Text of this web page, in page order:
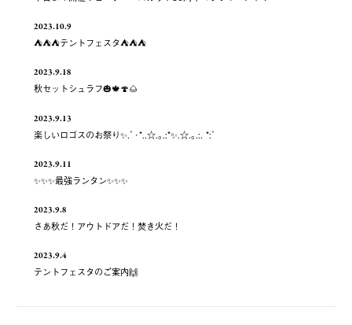
2023.10.9
⛺️⛺️⛺️テントフェスタ⛺️⛺️⛺️
2023.9.18
秋セットシュラフ🎃🍁🍄🌰
2023.9.13
楽しいロゴスのお祭り✨.ﾟ･*..☆.｡.:*✨.☆.｡.:. *:ﾟ
2023.9.11
✨✨✨最強ランタン✨✨✨
2023.9.8
さあ秋だ！アウトドアだ！焚き火だ！
2023.9.4
テントフェスタのご案内🙌